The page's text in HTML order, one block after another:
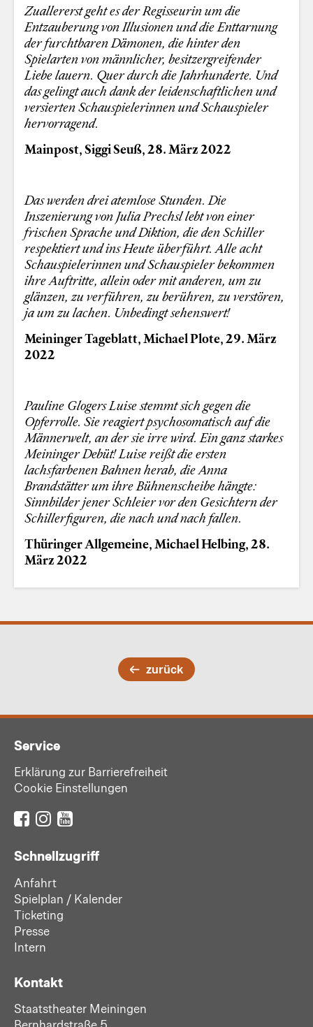
Zuallererst geht es der Regisseurin um die
Entzauberung von Illusionen und die Enttarnung
der furchtbaren Dämonen, die hinter den
Spielarten von männlicher, besitzergreifender
Liebe lauern. Quer durch die Jahrhunderte. Und
das gelingt auch dank der leidenschaftlichen und
versierten Schauspielerinnen und Schauspieler
hervorragend.
Mainpost, Siggi Seuß, 28. März 2022
Das werden drei atemlose Stunden. Die
Inszenierung von Julia Prechsl lebt von einer
frischen Sprache und Diktion, die den Schiller
respektiert und ins Heute überführt. Alle acht
Schauspielerinnen und Schauspieler bekommen
ihre Auftritte, allein oder mit anderen, um zu
glänzen, zu verführen, zu berühren, zu verstören,
ja um zu lachen. Unbedingt sehenswert!
Meininger Tageblatt, Michael Plote, 29. März
2022
Pauline Glogers Luise stemmt sich gegen die
Opferrolle. Sie reagiert psychosomatisch auf die
Männerwelt, an der sie irre wird. Ein ganz starkes
Meininger Debüt! Luise reißt die ersten
lachsfarbenen Bahnen herab, die Anna
Brandstätter um ihre Bühnenscheibe hängte:
Sinnbilder jener Schleier vor den Gesichtern der
Schillerfiguren, die nach und nach fallen.
Thüringer Allgemeine, Michael Helbing, 28.
März 2022
zurück
Service
Erklärung zur Barrierefreiheit
Cookie Einstellungen
Schnellzugriff
Anfahrt
Spielplan / Kalender
Ticketing
Presse
Intern
Kontakt
Staatstheater Meiningen